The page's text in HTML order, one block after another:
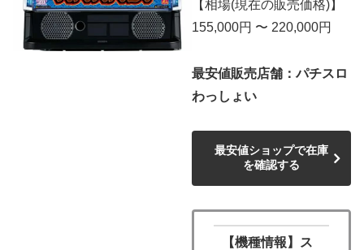
【相場(現在の販売価格)】
155,000円 〜 220,000円
最安値販売店舗：パチスロ
わっしょい
最安値ショップで在庫
を確認する
【機種情報】ス